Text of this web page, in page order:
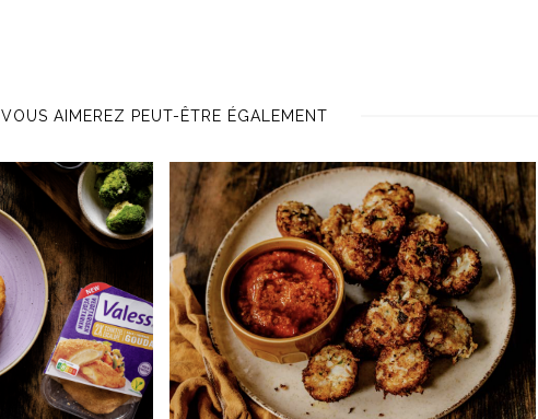
VOUS AIMEREZ PEUT-ÊTRE ÉGALEMENT